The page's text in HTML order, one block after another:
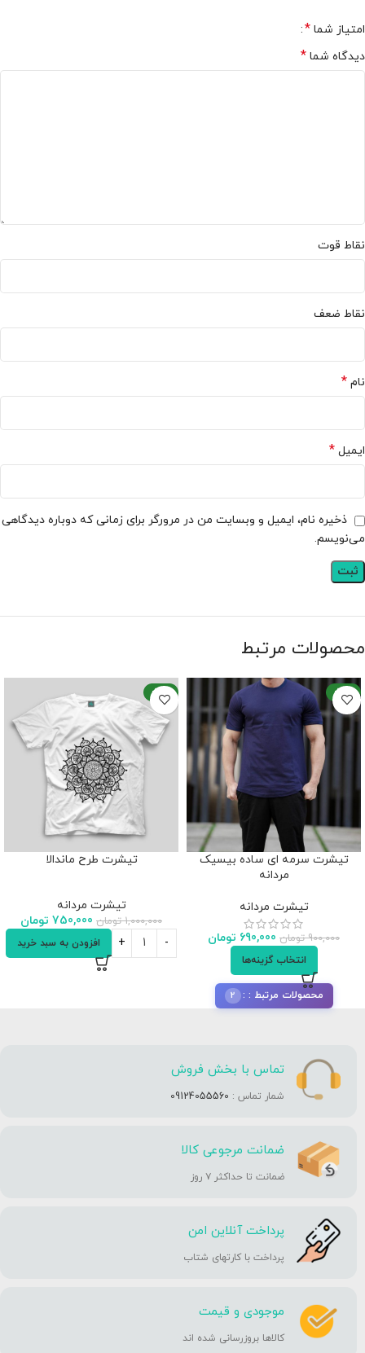
امتیاز شما *
دیدگاه شما *
نقاط قوت
نقاط ضعف
نام *
ایمیل *
ذخیره نام، ایمیل و وبسایت من در مرورگر برای زمانی که دوباره دیدگاهی
می‌نویسم.
محصولات مرتبط
-23%
تیشرت سرمه ای ساده بیسیک
مردانه
تیشرت مردانه
900,000 تومان 690,000 تومان
انتخاب گزینه‌ها
محصولات مرتبط : 2
-25%
تیشرت طرح ماندالا
تیشرت مردانه
1,000,000 تومان 750,000 تومان
افزودن به سبد خرید
تماس با بخش فروش
شمار تماس : 09124055560
ضمانت مرجوعی کالا
ضمانت تا حداکثر ۷ روز
پرداخت آنلاین امن
پرداخت با کارتهای شتاب
موجودی و قیمت
کالاها بروزرسانی شده اند